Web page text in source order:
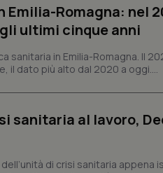
Emilia-Romagna: nel
ultimi cinque anni
sanitaria in Emilia-Romagna. Il
il dato più alto dal 2020 a oggi....
sanitaria al lavoro,
dell’unità di crisi sanitaria
CookieScript
www.quotidianosanita.it
www.quotidianosanita.it
Google LLC
1